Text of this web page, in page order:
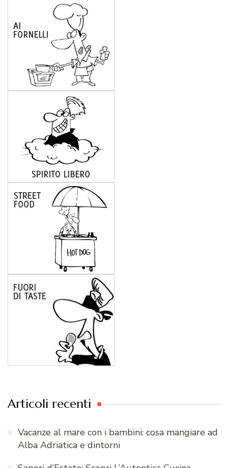
Articoli recenti
Vacanze al mare con i bambini: cosa mangiare ad
Alba Adriatica e dintorni